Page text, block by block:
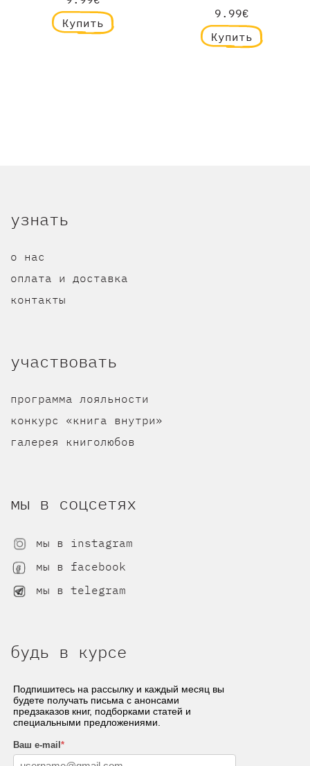
9.99€
Купить
Купить
узнать
о нас
оплата и доставка
контакты
участвовать
программа лояльности
конкурс «книга внутри»
галерея книголюбов
мы в соцсетях
мы в instagram
мы в facebook
мы в telegram
будь в курсе
Подпишитесь на рассылку и каждый месяц вы
будете получать письма с анонсами
предзаказов книг, подборками статей и
специальными предложениями.
Ваш e-mail *